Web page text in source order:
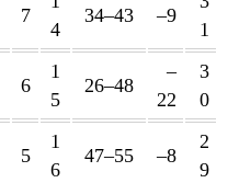
7
4
34–43 –9
1
6
1
5
26–48
–
22
3
0
5
1
6
47–55 –8
2
9